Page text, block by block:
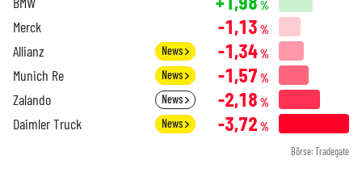
%
Merck -1,13 %
Allianz News -1,34%
Munich Re News -1,57 %
Zalando News -2,18 %
Daimler Truck News -3,72 %
Börse: Tradegate